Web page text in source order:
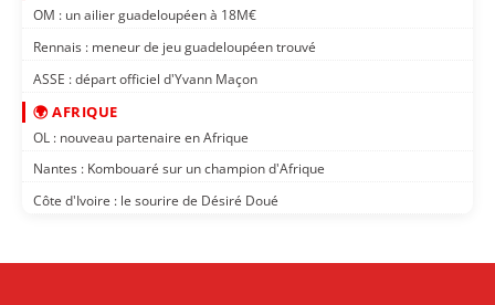
OM : un ailier guadeloupéen à 18M€
Rennais : meneur de jeu guadeloupéen trouvé
ASSE : départ officiel d'Yvann Maçon
🌍 AFRIQUE
OL : nouveau partenaire en Afrique
Nantes : Kombouaré sur un champion d'Afrique
Côte d'Ivoire : le sourire de Désiré Doué